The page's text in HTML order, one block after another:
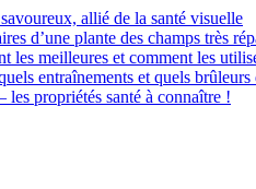
allié de la santé visuelle
d’une plante des champs très
les meilleures et comment les
entraînements et quels
propriétés santé à connaître !